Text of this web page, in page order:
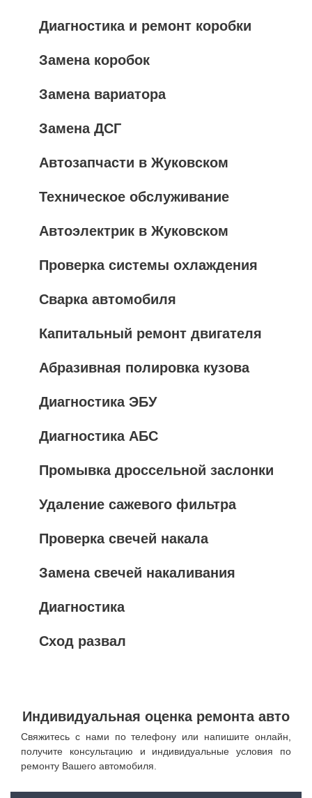
Диагностика и ремонт коробки
Замена коробок
Замена вариатора
Замена ДСГ
Автозапчасти в Жуковском
Техническое обслуживание
Автоэлектрик в Жуковском
Проверка системы охлаждения
Сварка автомобиля
Капитальный ремонт двигателя
Абразивная полировка кузова
Диагностика ЭБУ
Диагностика АБС
Промывка дроссельной заслонки
Удаление сажевого фильтра
Проверка свечей накала
Замена свечей накаливания
Диагностика
Сход развал
Индивидуальная оценка ремонта авто
Свяжитесь с нами по телефону или напишите онлайн,
получите консультацию и индивидуальные условия по
ремонту Вашего автомобиля.